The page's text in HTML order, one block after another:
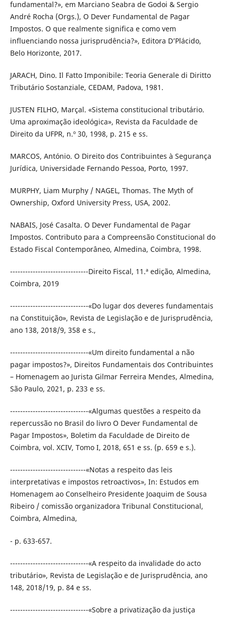
fundamental?», em Marciano Seabra de Godoi & Sergio
André Rocha (Orgs.), O Dever Fundamental de Pagar
Impostos. O que realmente significa e como vem
influenciando nossa jurisprudência?», Editora D’Plácido,
Belo Horizonte, 2017.
JARACH, Dino. Il Fatto Imponibile: Teoria Generale di Diritto
Tributário Sostanziale, CEDAM, Padova, 1981.
JUSTEN FILHO, Marçal. «Sistema constitucional tributário.
Uma aproximação ideológica», Revista da Faculdade de
Direito da UFPR, n.º 30, 1998, p. 215 e ss.
MARCOS, António. O Direito dos Contribuintes à Segurança
Jurídica, Universidade Fernando Pessoa, Porto, 1997.
MURPHY, Liam Murphy / NAGEL, Thomas. The Myth of
Ownership, Oxford University Press, USA, 2002.
NABAIS, José Casalta. O Dever Fundamental de Pagar
Impostos. Contributo para a Compreensão Constitucional do
Estado Fiscal Contemporâneo, Almedina, Coimbra, 1998.
-------------------------------Direito Fiscal, 11.ª edição, Almedina,
Coimbra, 2019
-------------------------------«Do lugar dos deveres fundamentais
na Constituição», Revista de Legislação e de Jurisprudência,
ano 138, 2018/9, 358 e s.,
-------------------------------«Um direito fundamental a não
pagar impostos?», Direitos Fundamentais dos Contribuintes
– Homenagem ao Jurista Gilmar Ferreira Mendes, Almedina,
São Paulo, 2021, p. 233 e ss.
-------------------------------«Algumas questões a respeito da
repercussão no Brasil do livro O Dever Fundamental de
Pagar Impostos», Boletim da Faculdade de Direito de
Coimbra, vol. XCIV, Tomo I, 2018, 651 e ss. (p. 659 e s.).
------------------------------«Notas a respeito das leis
interpretativas e impostos retroactivos», In: Estudos em
Homenagem ao Conselheiro Presidente Joaquim de Sousa
Ribeiro / comissão organizadora Tribunal Constitucional,
Coimbra, Almedina,
- p. 633-657.
-------------------------------«A respeito da invalidade do acto
tributário», Revista de Legislação e de Jurisprudência, ano
148, 2018/19, p. 84 e ss.
-------------------------------«Sobre a privatização da justiça